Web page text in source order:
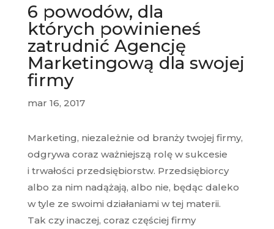
6 powodów, dla
których powinieneś
zatrudnić Agencję
Marketingową dla swojej
firmy
mar 16, 2017
Marketing, niezależnie od branży twojej firmy,
odgrywa coraz ważniejszą rolę w sukcesie
i trwałości przedsiębiorstw. Przedsiębiorcy
albo za nim nadążają, albo nie, będąc daleko
w tyle ze swoimi działaniami w tej materii.
Tak czy inaczej, coraz częściej firmy